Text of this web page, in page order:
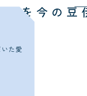
ゆるり西伊豆の
た愛